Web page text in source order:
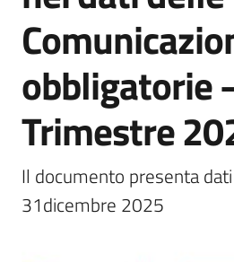
Domande
frequenti
(FAQ)
P
e
s
obbligatorie
Trimestre
Il documento presenta
31dicembre 2025